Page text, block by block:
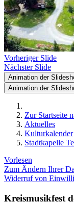
Vorheriger Slide
Nächster Slide
Animation der
Animation der
Zur Startseite
Aktuelles
Kulturkalender
Stadtkapelle
Vorlesen
Zum Ändern Ihrer
Widerruf von
Kreismusikfest